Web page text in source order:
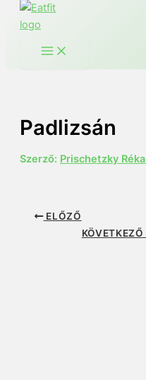
Padlizsán
Szerző: Prischetzky Réka
ELŐZŐ
KÖVETKEZŐ